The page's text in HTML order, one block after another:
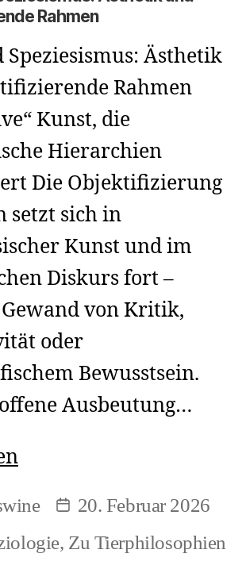
Rahmen
Speziesismus: Ästhetik
Rahmen
Kunst, die
Hierarchien
Die Objektifizierung
setzt sich in
Kunst und im
Diskurs fort –
von Kritik,
oder
Bewusstsein.
Ausbeutung…
Kunst
Speziesismus:
Ästhetik
Beitragsdatum
20. Februar 2026
, Zu Tierphilosophien